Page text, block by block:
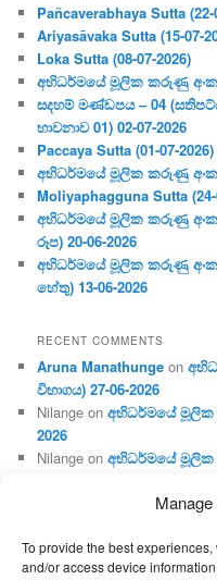
To provide the best
and/or access device
Pañcaverabhaya Sutta (22-
Ariyasāvaka Sutta (15-07-
Loka Sutta (08-07-2026)
අභිධර්මයේ මූලික කරුණු අංක:
සදහම් මණ්ඩපය – 04
භාවනාව 01) 02-07-2026
Paccaya Sutta (01-07-2026)
අභිධර්මයේ මූලික කරුණු අංක:
Moliyaphagguna Sutta (24-
අභිධර්මයේ මූලික කරුණු අංක:
රූප) 20-06-2026
අභිධර්මයේ මූලික කරුණු
හේතු) 13-06-2026
RECENT COMMENTS
Aruna Manathunge on
විභාගය) 27-06-2026
Nilange onඅභිධර්මයේ මූලික
2026
Nilange onඅභිධර්මයේ මූලික
Aruna Manathungeon
Gunaratneonඅභිධර්මයේ
ආහාර රූප) 02-05-2026